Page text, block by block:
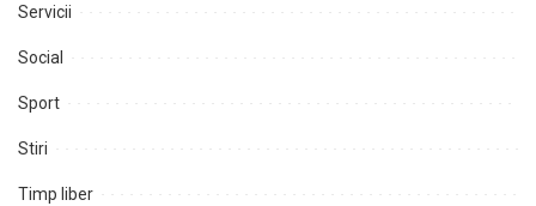
Servicii
Social
Sport
Stiri
Timp liber